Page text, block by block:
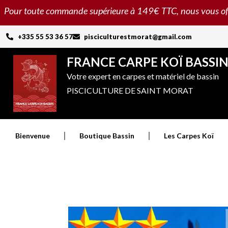
Aller
contenu
Pour toute commande supérieure à 149€ TTC, nous vous
+335 55 53 36 57 pisciculturestmorat@gmail.com
FRANCE CARPE KOÏ BASSIN
Votre expert en carpes et matériel de bassin
PISCICULTURE DE SAINT MORAT
Bienvenue Boutique Bassin Les Carpes Koï